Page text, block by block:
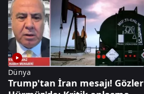
Dünya
Trump'tan İran mesajı! Gözler